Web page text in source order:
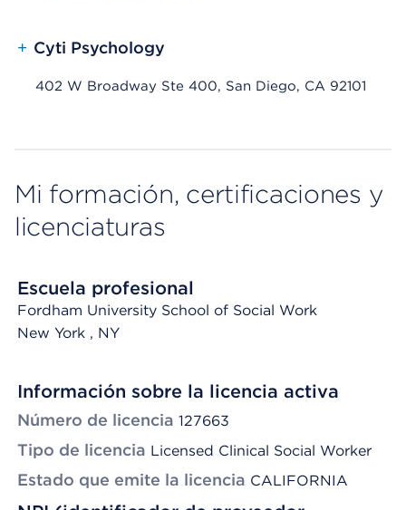
+ Cyti Psychology
402 W Broadway Ste 400, San Diego, CA 92101
Mi formación, certificaciones y
licenciaturas
Escuela profesional
Fordham University School of Social Work
New York , NY
Información sobre la licencia activa
Número de licencia 127663
Tipo de licencia Licensed Clinical Social Worker
Estado que emite la licencia CALIFORNIA